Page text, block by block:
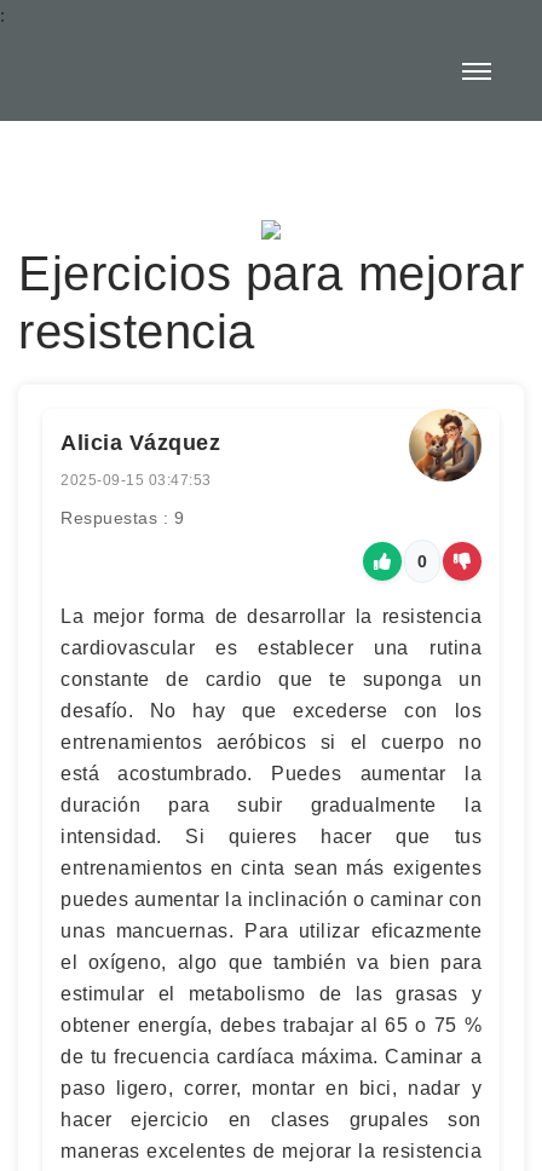
:
Ejercicios para mejorar
resistencia
Alicia Vázquez
2025-09-15 03:47:53
Respuestas : 9
0
La mejor forma de desarrollar la resistencia
cardiovascular es establecer una rutina
constante de cardio que te suponga un
desafío. No hay que excederse con los
entrenamientos aeróbicos si el cuerpo no
está acostumbrado. Puedes aumentar la
duración para subir gradualmente la
intensidad. Si quieres hacer que tus
entrenamientos en cinta sean más exigentes
puedes aumentar la inclinación o caminar con
unas mancuernas. Para utilizar eficazmente
el oxígeno, algo que también va bien para
estimular el metabolismo de las grasas y
obtener energía, debes trabajar al 65 o 75 %
de tu frecuencia cardíaca máxima. Caminar a
paso ligero, correr, montar en bici, nadar y
hacer ejercicio en clases grupales son
maneras excelentes de mejorar la resistencia